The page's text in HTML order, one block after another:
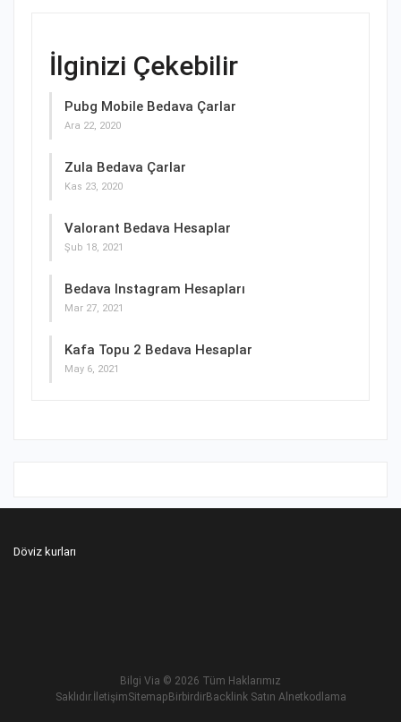
İlginizi Çekebilir
Pubg Mobile Bedava Çarlar
Ara 22, 2020
Zula Bedava Çarlar
Kas 23, 2020
Valorant Bedava Hesaplar
Şub 18, 2021
Bedava Instagram Hesapları
Mar 27, 2021
Kafa Topu 2 Bedava Hesaplar
May 6, 2021
Döviz kurları
Bilgi Via © 2026 Tüm Haklarımız
Saklıdır.İletişimSitemap BirbirdirBacklink Satın Al netkodlama